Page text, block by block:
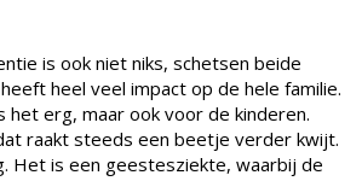
is ook niet niks, schetsen beide
heeft heel veel impact op de hele familie.
het erg, maar ook voor de kinderen.
raakt steeds een beetje verder kwijt.
Het is een geestesziekte, waarbij de